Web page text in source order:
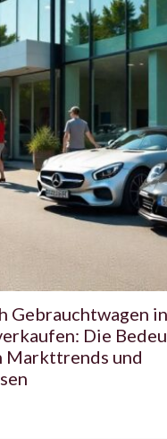
Gebrauchtwagen in
Die
Markttrends und